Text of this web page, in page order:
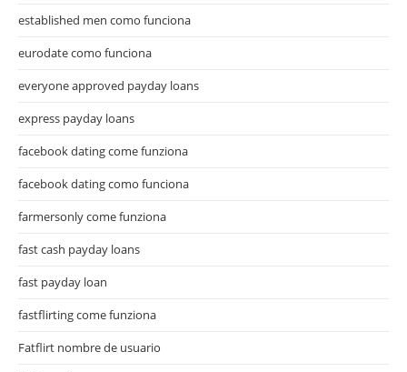
established men como funciona
eurodate como funciona
everyone approved payday loans
express payday loans
facebook dating come funziona
facebook dating como funciona
farmersonly come funziona
fast cash payday loans
fast payday loan
fastflirting come funziona
Fatflirt nombre de usuario